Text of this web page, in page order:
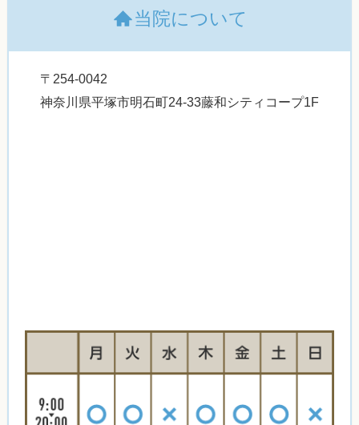
当院について
〒254-0042
神奈川県平塚市明石町24-33藤和シティコープ1F